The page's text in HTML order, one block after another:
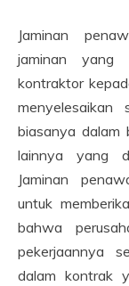
Jaminan
jaminan yang
kontraktor
menyelesaikan
biasanya dalam
lainnya yang
Jaminan
untuk
bahwa
pekerjaannya
dalam kontrak